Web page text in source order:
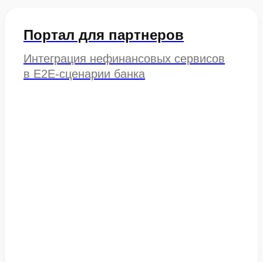
Портал для партнеров
Интеграция нефинансовых сервисов
в E2E-сценарии банка